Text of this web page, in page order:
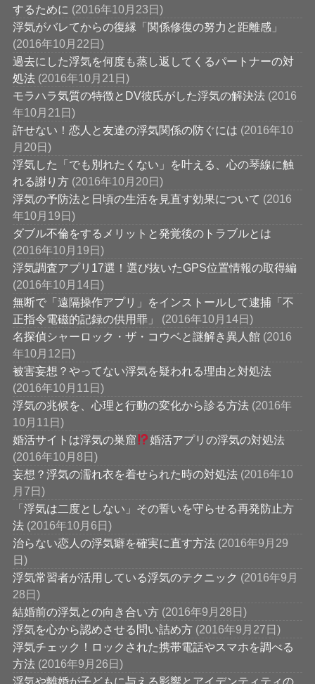
するために (2016年10月23日)
浮気がバレてからの復縁「関係修復の努力と距離感」
(2016年10月22日)
過去にした浮気を何度も蒸し返してくるパートナーの対
処法 (2016年10月21日)
モラハラ気質の特徴とDV彼氏がした浮気の解決法 (2016
年10月21日)
許せない！恋人と友達の浮気関係の防ぐには (2016年10
月20日)
浮気した「でも別れたくない」を叶える、心の琴線に触
れる謝り方 (2016年10月20日)
浮気の予防法と日頃の生活を見直す効果について (2016
年10月19日)
ダブル不倫をするメリットと発覚後のトラブルとは
(2016年10月19日)
浮気調査アプリ17選！選び抜いたGPS位置情報の取得編
(2016年10月14日)
無断で「遠隔操作アプリ」をインストールして逮捕「不
正指令電磁的記録の供用罪」
(2016年10月14日)
名探偵シャーロック・ザ・コウベと謎解き異人館 (2016
年10月12日)
被害妄想？やってない浮気を疑われる理由と対処法
(2016年10月11日)
浮気の兆候を、心理と行動の変化から診る方法 (2016年
10月11日)
婚活サイトは浮気の巣窟
婚活アプリの浮気の対処法
(2016年10月8日)
妄想？浮気の濡れ衣を着せられた時の対処法 (2016年10
月7日)
「浮気は二度としない」その誓いを守らせる再発防止方
法 (2016年10月6日)
治らない恋人の浮気癖を確実に直す方法 (2016年9月29
日)
浮気常習者が活用している浮気のテクニック (2016年9月
28日)
結婚前の浮気との向き合い方 (2016年9月28日)
浮気を心から認めさせる問い詰め方 (2016年9月27日)
浮気チェック！ロックされた携帯電話やスマホを調べる
方法 (2016年9月26日)
浮気や離婚が子どもに与える影響とアイデンティティの